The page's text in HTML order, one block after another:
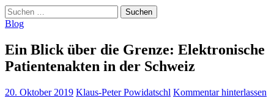
Suchen
nach:
Blog
Ein Blick über die Grenze: Elektronische
Patientenakten in der Schweiz
20. Oktober 2019 Klaus-Peter Powidatschl Kommentar hinterlassen